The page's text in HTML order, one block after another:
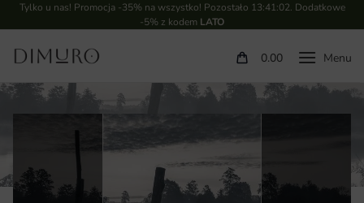
Tylko u nas! Promocja -35% na wszystko! Pozostało 13:41:02. Dodatkowe
-5% z kodem LATO
0.00